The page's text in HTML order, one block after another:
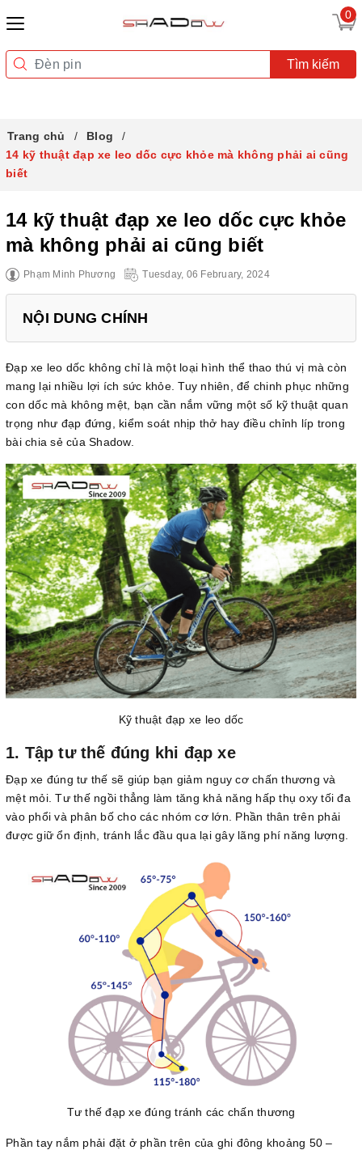
0
Tìm kiếm
Trang chủ
Blog
14 kỹ thuật đạp xe leo dốc cực khỏe mà không phải ai cũng
biết
14 kỹ thuật đạp xe leo dốc cực khỏe
mà không phải ai cũng biết
Phạm Minh Phương Tuesday, 06 February, 2024
NỘI DUNG CHÍNH
Đạp xe leo dốc không chỉ là một loại hình thể thao thú vị mà còn
mang lại nhiều lợi ích sức khỏe. Tuy nhiên, để chinh phục những
con dốc mà không mệt, bạn cần nắm vững một số kỹ thuật quan
trọng như đạp đứng, kiểm soát nhịp thở hay điều chỉnh líp trong
bài chia sẻ của Shadow.
Kỹ thuật đạp xe leo dốc
1. Tập tư thế đúng khi đạp xe
Đạp xe đúng tư thế sẽ giúp bạn giảm nguy cơ chấn thương và
mệt mỏi. Tư thế ngồi thẳng làm tăng khả năng hấp thụ oxy tối đa
vào phổi và phân bố cho các nhóm cơ lớn. Phần thân trên phải
được giữ ổn định, tránh lắc đầu qua lại gây lãng phí năng lượng.
Tư thế đạp xe đúng tránh các chấn thương
Phần tay nắm phải đặt ở phần trên của ghi đông khoảng 50 –